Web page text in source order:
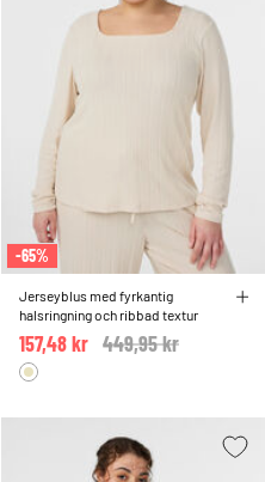
-65%
Jerseyblus med fyrkantig
halsringning och ribbad textur
Price reduced from
449,95 kr
157,48 kr